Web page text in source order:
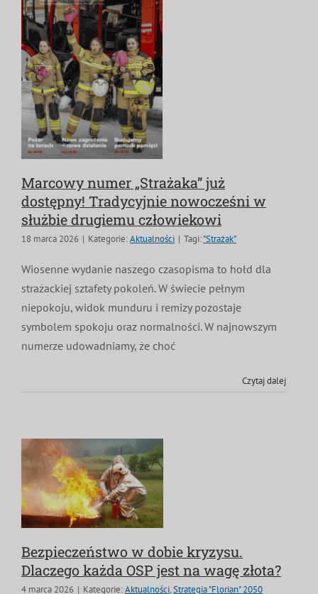
Marcowy numer „Strażaka” już
dostępny! Tradycyjnie nowocześni w
służbie drugiemu człowiekowi
18 marca 2026 | Kategorie:Aktualności | Tagi:"Strażak"
Wiosenne wydanie naszego czasopisma to hołd dla
strażackiej sztafety pokoleń. W świecie pełnym
niepokoju, widok munduru i remizy pozostaje
symbolem spokoju oraz normalności. W najnowszym
numerze udowadniamy, że choć
Czytaj dalej
Bezpieczeństwo w dobie kryzysu.
Dlaczego każda OSP jest na wagę złota?
4 marca 2026 | Kategorie:Aktualności,Strategia "Florian" 2050